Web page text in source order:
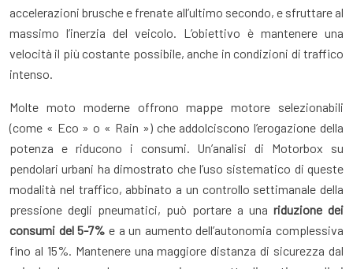
accelerazioni brusche e frenate all’ultimo secondo, e sfruttare al
massimo l’inerzia del veicolo. L’obiettivo è mantenere una
velocità il più costante possibile, anche in condizioni di traffico
intenso.
Molte moto moderne offrono mappe motore selezionabili
(come « Eco » o « Rain ») che addolciscono l’erogazione della
potenza e riducono i consumi. Un’analisi di Motorbox su
pendolari urbani ha dimostrato che l’uso sistematico di queste
modalità nel traffico, abbinato a un controllo settimanale della
pressione degli pneumatici, può portare a una riduzione dei
consumi del 5-7% e a un aumento dell’autonomia complessiva
fino al 15%. Mantenere una maggiore distanza di sicurezza dal